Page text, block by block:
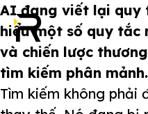
AI đang viết lại quy
hiểu một số quy tắc
và chiến lược
tìm kiếm phân mảnh.
Tìm kiếm không phải